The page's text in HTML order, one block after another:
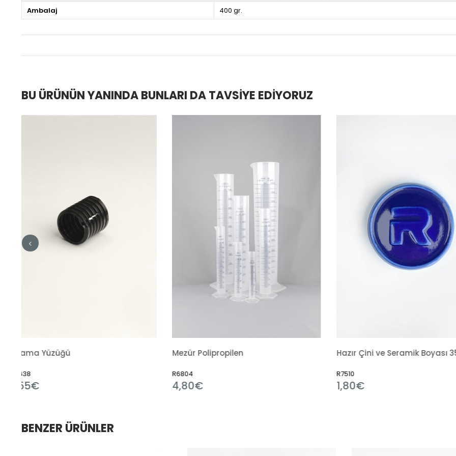
Ambalaj
400 gr.
BU ÜRÜNÜN YANINDA BUNLARI DA TAVSIYE EDIYORUZ
Mezür Polipropilen Hazır Çini ve Seramik Boyası 351 Alümina Mavi
BENZER ÜRÜNLER